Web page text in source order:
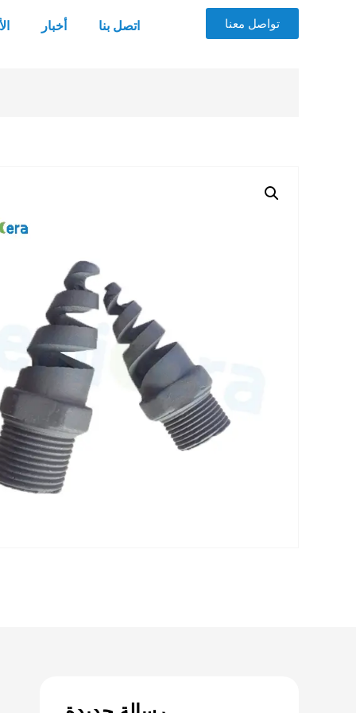
أخبار اتصل بنا تواصل معنا